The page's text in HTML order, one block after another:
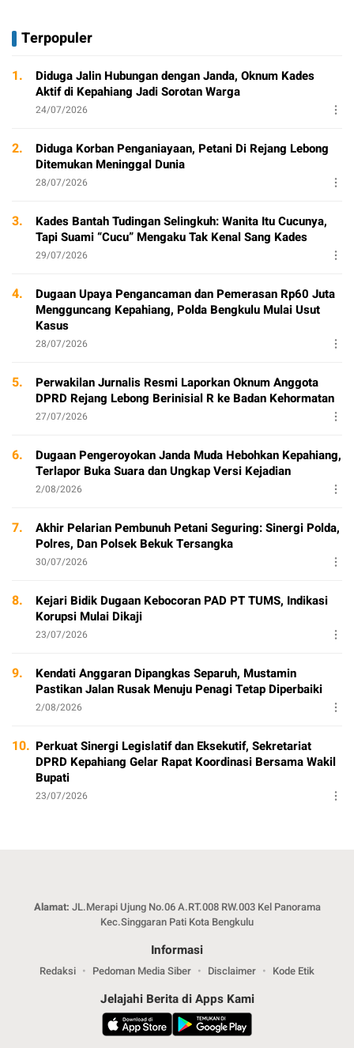
Terpopuler
1.
Diduga Jalin Hubungan dengan Janda, Oknum Kades
Aktif di Kepahiang Jadi Sorotan Warga
24/07/2026
2.
Diduga Korban Penganiayaan, Petani Di Rejang Lebong
Ditemukan Meninggal Dunia
28/07/2026
3.
Kades Bantah Tudingan Selingkuh: Wanita Itu Cucunya,
Tapi Suami “Cucu” Mengaku Tak Kenal Sang Kades
29/07/2026
4.
Dugaan Upaya Pengancaman dan Pemerasan Rp60 Juta
Mengguncang Kepahiang, Polda Bengkulu Mulai Usut
Kasus
28/07/2026
5.
Perwakilan Jurnalis Resmi Laporkan Oknum Anggota
DPRD Rejang Lebong Berinisial R ke Badan Kehormatan
27/07/2026
6.
Dugaan Pengeroyokan Janda Muda Hebohkan Kepahiang,
Terlapor Buka Suara dan Ungkap Versi Kejadian
2/08/2026
7.
Akhir Pelarian Pembunuh Petani Seguring: Sinergi Polda,
Polres, Dan Polsek Bekuk Tersangka
30/07/2026
8.
Kejari Bidik Dugaan Kebocoran PAD PT TUMS, Indikasi
Korupsi Mulai Dikaji
23/07/2026
9.
Kendati Anggaran Dipangkas Separuh, Mustamin
Pastikan Jalan Rusak Menuju Penagi Tetap Diperbaiki
2/08/2026
10. Perkuat Sinergi Legislatif dan Eksekutif, Sekretariat
DPRD Kepahiang Gelar Rapat Koordinasi Bersama Wakil
Bupati
23/07/2026
Alamat: JL.Merapi Ujung No.06 A.RT.008 RW.003 Kel Panorama
Kec.Singgaran Pati Kota Bengkulu
Informasi
Redaksi Pedoman Media Siber Disclaimer Kode Etik
Jelajahi Berita di Apps Kami